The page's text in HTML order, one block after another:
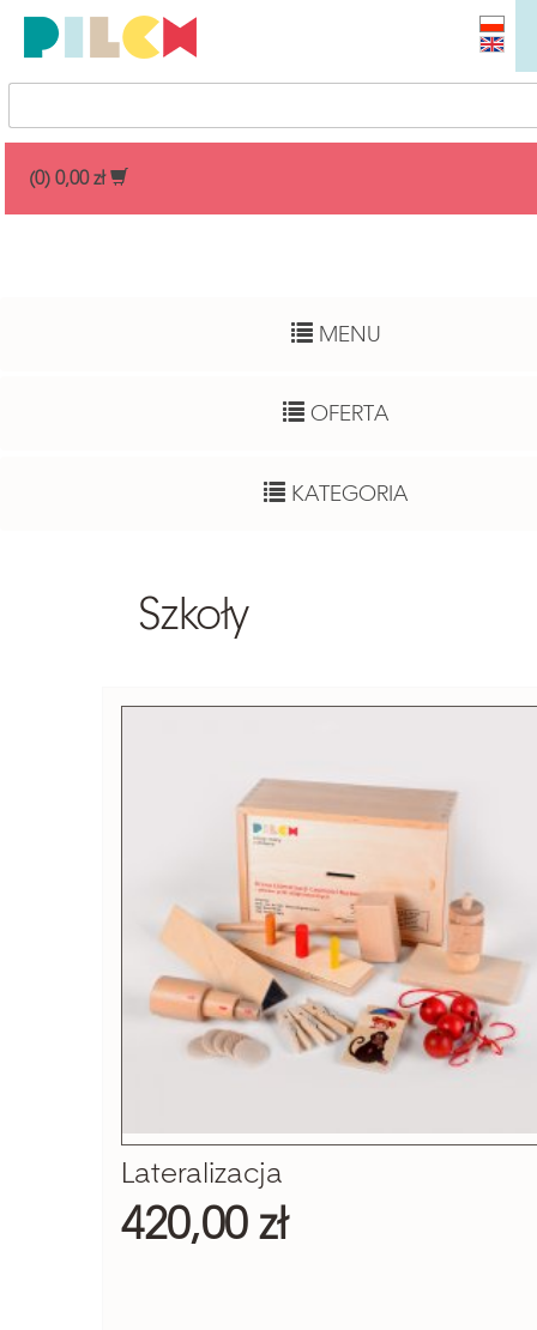
(0) 0,00 zł
MENU
OFERTA
KATEGORIA
Szkoły
Lateralizacja
420,00 zł